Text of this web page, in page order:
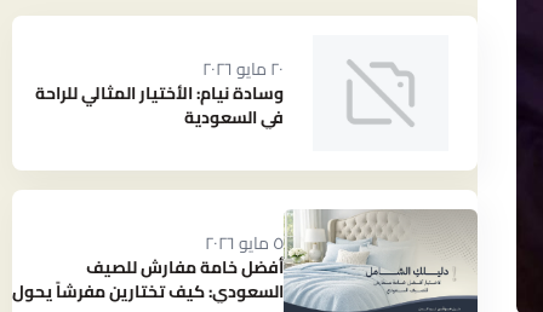
٢٠ مايو ٢٠٢٦
وسادة نيام: الأختيار المثالي للراحة
في السعودية
٥ مايو ٢٠٢٦
أفضل خامة مفارش للصيف
السعودي: كيف تختارين مفرشاً يحول